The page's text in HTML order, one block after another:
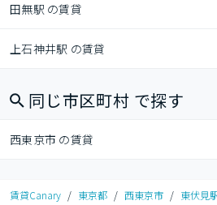
田無駅 の賃貸
上石神井駅 の賃貸
同じ市区町村 で探す
西東京市 の賃貸
賃貸Canary / 東京都 / 西東京市 / 東伏見